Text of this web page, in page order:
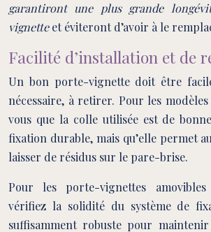
garantiront une plus grande
vignetteet éviteront d’avoir à le
Facilité d’installation et de
Un bon porte-vignette doit être
nécessaire, à retirer. Pour les
vous que la colle utilisée est de
fixation durable, mais qu’elle permet
laisser de résidus sur le pare-brise.
Pour les porte-vignettes amovibles
vérifiez la solidité du système de
suffisamment robuste pour